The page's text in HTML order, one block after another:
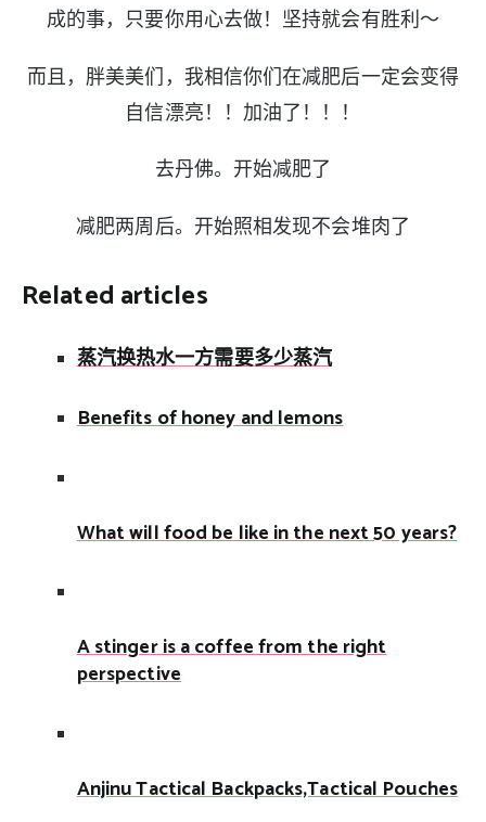
成的事，只要你用心去做！坚持就会有胜利～
而且，胖美美们，我相信你们在减肥后一定会变得
自信漂亮！！加油了！！！
去丹佛。开始减肥了
减肥两周后。开始照相发现不会堆肉了
Related articles
蒸汽换热水一方需要多少蒸汽
Benefits of honey and lemons
What will food be like in the next 50 years?
A stinger is a coffee from the right
perspective
Anjinu Tactical Backpacks,Tactical Pouches